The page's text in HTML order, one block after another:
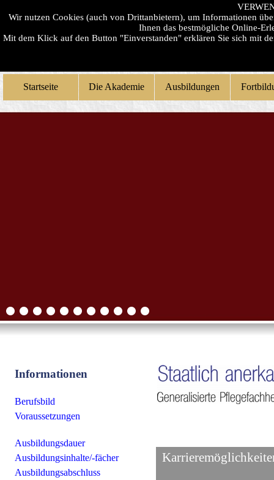
Wir nutzen Cookies (auch von Drittanbietern), um Informationen
Ihnen das bestmögliche Online-
Mit dem Klick auf den Button "Einverstanden" erklären Sie sich mit
Startseite Die Akademie Ausbildungen
Informationen
Berufsbild
Voraussetzungen
Ausbildungsdauer
Ausbildungsinhalte/-fächer
Ausbildungsabschluss